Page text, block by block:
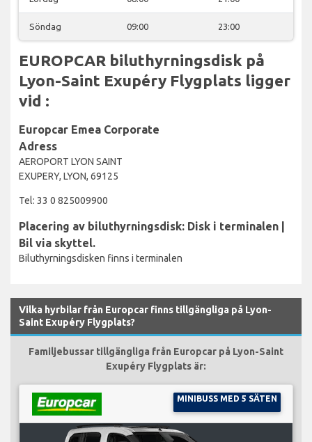
Söndag 09:00 23:00
EUROPCAR biluthyrningsdisk på
Lyon-Saint Exupéry Flygplats ligger
vid :
Europcar Emea Corporate
Adress
AEROPORT LYON SAINT
EXUPERY, LYON, 69125
Tel: 33 0 825009900
Placering av biluthyrningsdisk: Disk i terminalen |
Bil via skyttel.
Biluthyrningsdisken finns i terminalen
Vilka hyrbilar från Europcar finns tillgängliga på Lyon-
Saint Exupéry Flygplats?
Familjebussar tillgängliga från Europcar på Lyon-Saint
Exupéry Flygplats är:
MINIBUSS MED 5 SÄTEN